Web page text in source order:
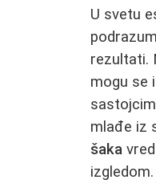
U svetu
rezultati.
mogu se
mlađe iz
šaka
izgledom.